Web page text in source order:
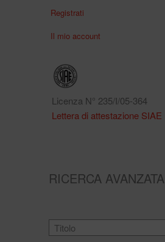
Registrati
Il mio account
Licenza N° 235/I/05-364
Lettera di attestazione SIAE
RICERCA AVANZATA
Titolo